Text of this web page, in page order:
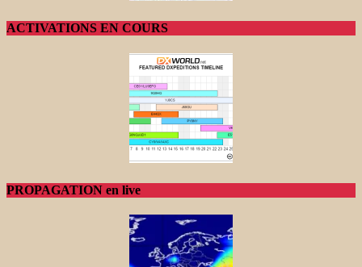
ACTIVATIONS EN COURS
PROPAGATION en live